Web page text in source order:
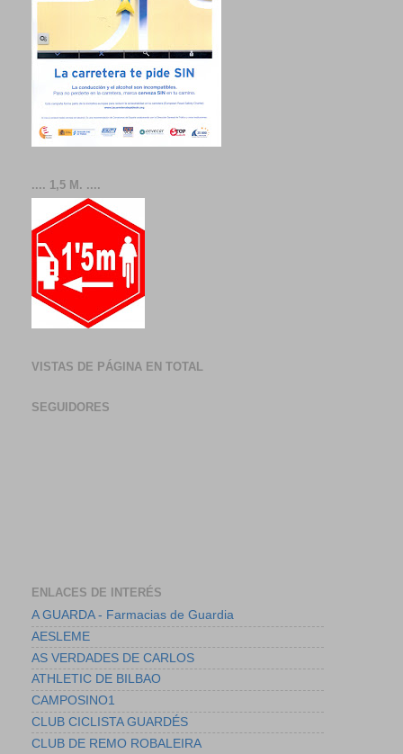
.... 1,5 M. ....
VISTAS DE PÁGINA EN TOTAL
SEGUIDORES
ENLACES DE INTERÉS
A GUARDA - Farmacias de Guardia
AESLEME
AS VERDADES DE CARLOS
ATHLETIC DE BILBAO
CAMPOSINO1
CLUB CICLISTA GUARDÉS
CLUB DE REMO ROBALEIRA